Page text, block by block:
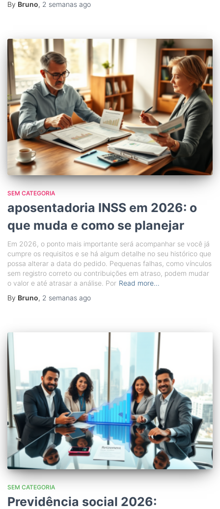
By Bruno, 2 semanas ago
SEM CATEGORIA
aposentadoria INSS em 2026: o
que muda e como se planejar
Em 2026, o ponto mais importante será acompanhar se você já
cumpre os requisitos e se há algum detalhe no seu histórico que
possa alterar a data do pedido. Pequenas falhas, como vínculos
sem registro correto ou contribuições em atraso, podem mudar
o valor e até atrasar a análise. Por Read more…
By Bruno, 2 semanas ago
SEM CATEGORIA
Previdência social 2026: